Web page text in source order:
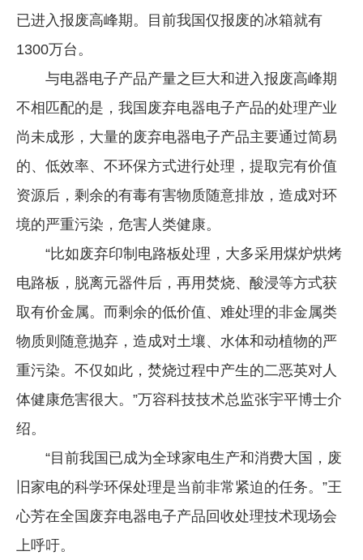
已进入报废高峰期。目前我国仅报废的冰箱就有
1300万台。
与电器电子产品产量之巨大和进入报废高峰期
不相匹配的是，我国废弃电器电子产品的处理产业
尚未成形，大量的废弃电器电子产品主要通过简易
的、低效率、不环保方式进行处理，提取完有价值
资源后，剩余的有毒有害物质随意排放，造成对环
境的严重污染，危害人类健康。
“比如废弃印制电路板处理，大多采用煤炉烘烤
电路板，脱离元器件后，再用焚烧、酸浸等方式获
取有价金属。而剩余的低价值、难处理的非金属类
物质则随意抛弃，造成对土壤、水体和动植物的严
重污染。不仅如此，焚烧过程中产生的二恶英对人
体健康危害很大。”万容科技技术总监张宇平博士介
绍。
“目前我国已成为全球家电生产和消费大国，废
旧家电的科学环保处理是当前非常紧迫的任务。”王
心芳在全国废弃电器电子产品回收处理技术现场会
上呼吁。